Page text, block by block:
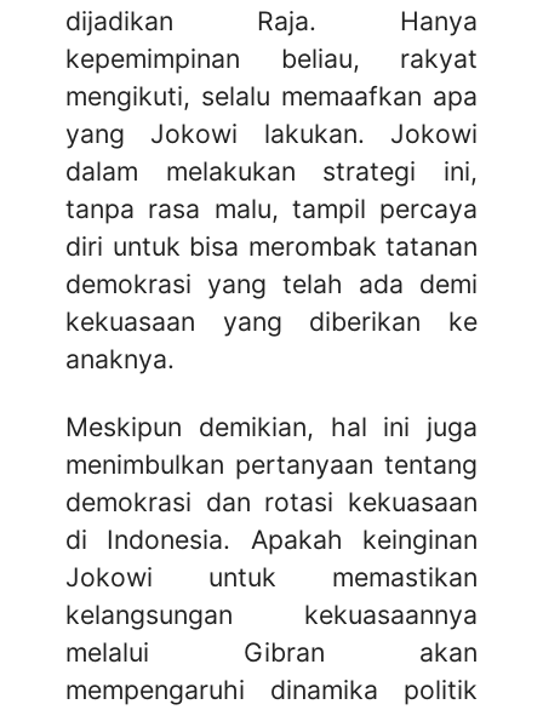
dijadikan Raja. Hanya
kepemimpinan beliau, rakyat
mengikuti, selalu memaafkan apa
yang Jokowi lakukan. Jokowi
dalam melakukan strategi ini,
tanpa rasa malu, tampil percaya
diri untuk bisa merombak tatanan
demokrasi yang telah ada demi
kekuasaan yang diberikan ke
anaknya.
Meskipun demikian, hal ini juga
menimbulkan pertanyaan tentang
demokrasi dan rotasi kekuasaan
di Indonesia. Apakah keinginan
Jokowi untuk memastikan
kelangsungan kekuasaannya
melalui Gibran akan
mempengaruhi dinamika politik